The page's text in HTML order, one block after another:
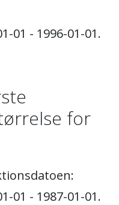
01 - 1996-01-01.
for
01 - 1987-01-01.